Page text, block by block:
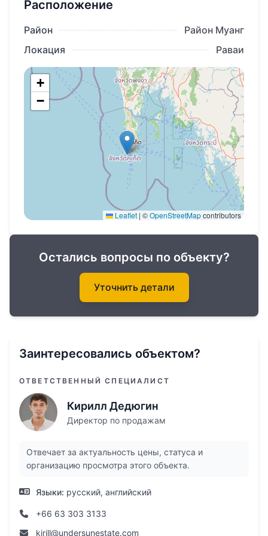
Парковка
Круглосуточная охрана и
видеонаблюдение
Для инвесторов действует программа
гарантированного дохода 6 % годовых в
течение первых 3 лет.
Есть возможность купить недвижимость на
Пхукете в рассрочку с первоначальным
взносом 30 % от стоимости апартаментов.
Срок сдачи: 2027 г.
Расположение
Район
Район Муанг
Локация
Раваи
+
−
Leaflet | ©OpenStreetMapcontributors
Остались вопросы по объекту?
Уточнить детали
Заинтересовались объектом?
ОТВЕТСТВЕННЫЙ СПЕЦИАЛИСТ
Кирилл Дедюгин
Директор по продажам
Отвечает за актуальность цены, статуса и
организацию просмотра этого объекта.
Языки: русский, английский
+66 63 303 3133
kirill@undersunestate.com